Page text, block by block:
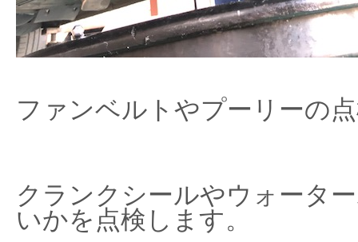
ファンベルトやプーリーの
クランクシールやウォータ
いかを点検します。